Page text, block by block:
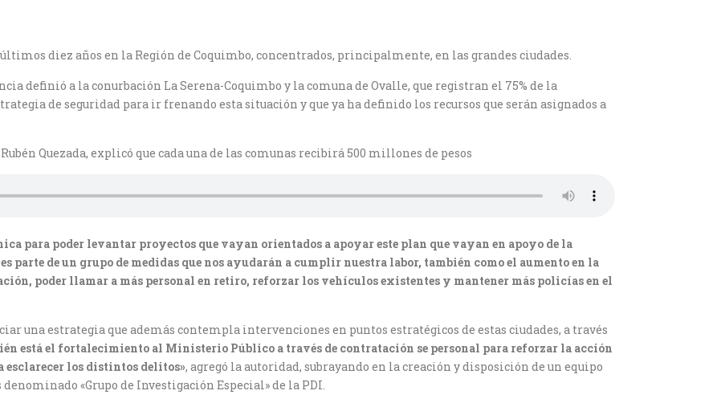
diez años en la Región de Coquimbo, concentrados, principalmente, en las grandes ciudades.
definió a la conurbación La Serena-Coquimbo y la comuna de Ovalle, que registran el 75% de la
de seguridad para ir frenando esta situación y que ya ha definido los recursos que serán asignados a
Quezada, explicó que cada una de las comunas recibirá 500 millones de pesos
para poder levantar proyectos que vayan orientados a apoyar este plan que vayan en apoyo de la
parte de un grupo de medidas que nos ayudarán a cumplir nuestra labor, también como el aumento en la
poder llamar a más personal en retiro, reforzar los vehículos existentes y mantener más policías en el
una estrategia que además contempla intervenciones en puntos estratégicos de estas ciudades, a través
está el fortalecimiento al Ministerio Público a través de contratación se personal para reforzar la acción
esclarecer los distintos delitos», agregó la autoridad, subrayando en la creación y disposición de un equipo
«Grupo de Investigación Especial» de la PDI.